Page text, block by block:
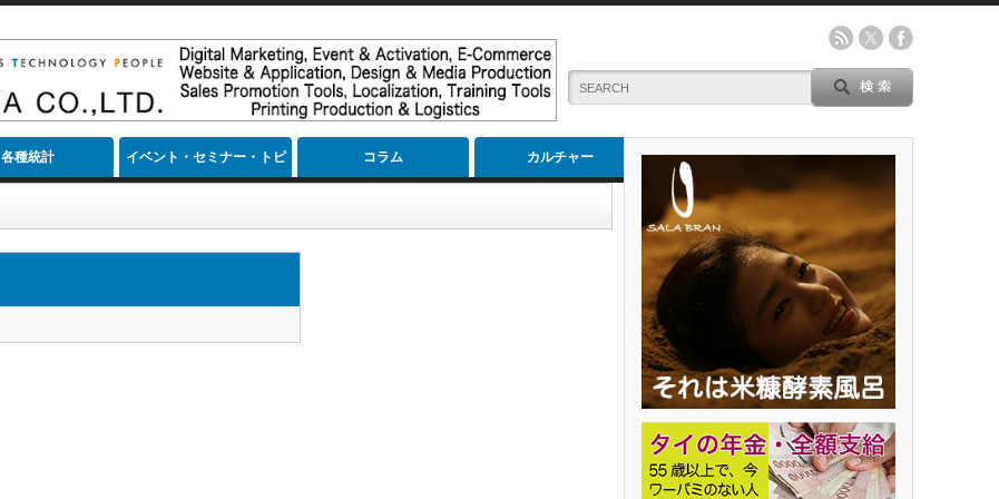
各種統計 イベント・セミナー・トピ コラム カルチャー